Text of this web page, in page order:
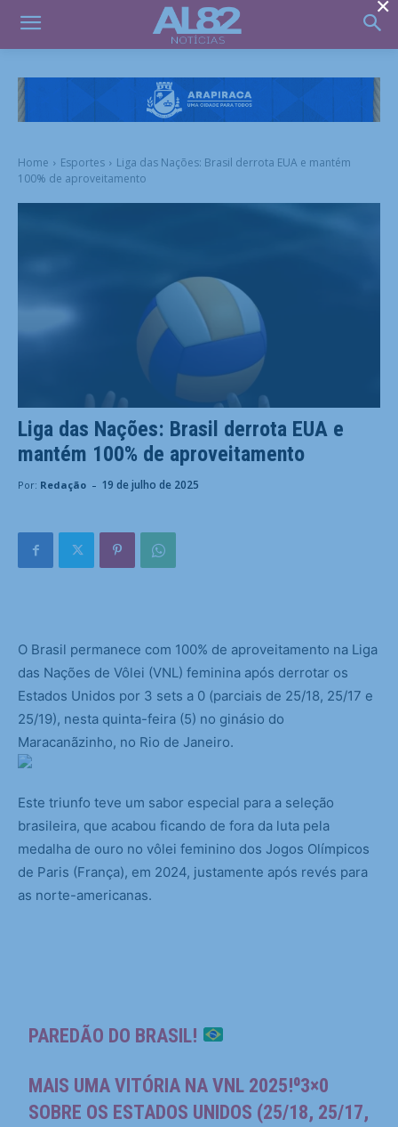
Home Esportes
Liga das Nações: Brasil derrota EUA e mantém
100% de aproveitamento
Liga das Nações: Brasil derrota EUA e
mantém 100% de aproveitamento
Por: Redação - 19 de julho de 2025
O Brasil permanece com 100% de aproveitamento na Liga
das Nações de Vôlei (VNL) feminina após derrotar os
Estados Unidos por 3 sets a 0 (parciais de 25/18, 25/17 e
25/19), nesta quinta-feira (5) no ginásio do
Maracanãzinho, no Rio de Janeiro.
Este triunfo teve um sabor especial para a seleção
brasileira, que acabou ficando de fora da luta pela
medalha de ouro no vôlei feminino dos Jogos Olímpicos
de Paris (França), em 2024, justamente após revés para
as norte-americanas.
PAREDÃO DO BRASIL!
MAIS UMA VITÓRIA NA VNL 2025!⁰3×0
SOBRE OS ESTADOS UNIDOS (25/18, 25/17,